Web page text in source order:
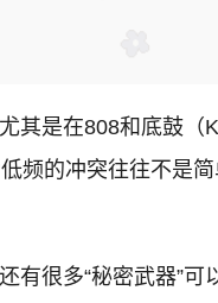
是在808和底鼓（
频的冲突往往不是
很多“秘密武器”可